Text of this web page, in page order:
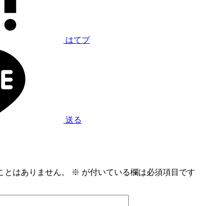
はてブ
送る
はありません。 ※ が付いている欄は必須項目です